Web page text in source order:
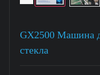
GX2500 Машина
стекла